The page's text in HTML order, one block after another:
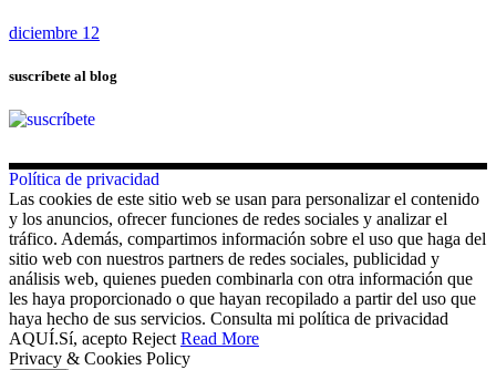
diciembre 12
suscríbete al blog
Política de privacidad
Las cookies de este sitio web se usan para personalizar el contenido
y los anuncios, ofrecer funciones de redes sociales y analizar el
tráfico. Además, compartimos información sobre el uso que haga del
sitio web con nuestros partners de redes sociales, publicidad y
análisis web, quienes pueden combinarla con otra información que
les haya proporcionado o que hayan recopilado a partir del uso que
haya hecho de sus servicios. Consulta mi política de privacidad
AQUÍ.Sí, acepto Reject Read More
Privacy & Cookies Policy